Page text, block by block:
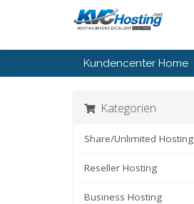
Kundencenter Home
Kategorien
Share/Unlimited Hosting
Reseller Hosting
Business Hosting